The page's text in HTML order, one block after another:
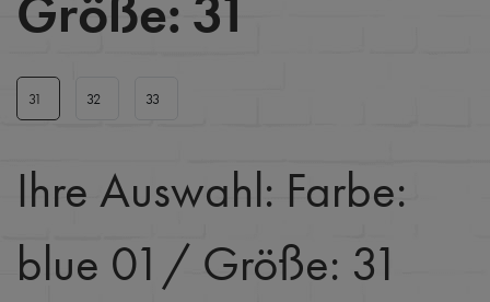
31 32 33
Ihre Auswahl: Farbe:
blue 01 / Größe: 31